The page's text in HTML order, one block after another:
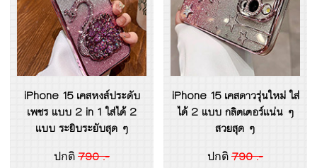
iPhone 15 เคสหงส์ประดับ
เพชร แบบ 2 in 1 ใส่ได้ 2
แบบ ระยิบระยับสุด ๆ
ปกติ 790 .-
iPhone 15 เคสดาวรุ่นใหม่ ใส่
ได้ 2 แบบ กลิตเตอร์แน่น ๆ
สวยสุด ๆ
ปกติ 790 .-